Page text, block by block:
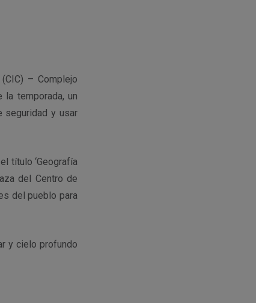
– Complejo
la temporada, un
seguridad y usar
título ‘Geografía
del Centro de
del pueblo para
y cielo profundo